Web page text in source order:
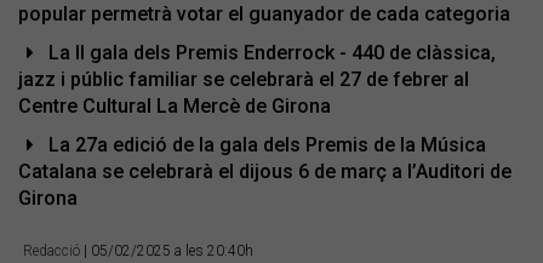
popular permetrà votar el guanyador de cada categoria
La II gala dels Premis Enderrock - 440 de clàssica,
jazz i públic familiar se celebrarà el 27 de febrer al
Centre Cultural La Mercè de Girona
La 27a edició de la gala dels Premis de la Música
Catalana se celebrarà el dijous 6 de març a l’Auditori de
Girona
Redacció | 05/02/2025 a les 20:40h